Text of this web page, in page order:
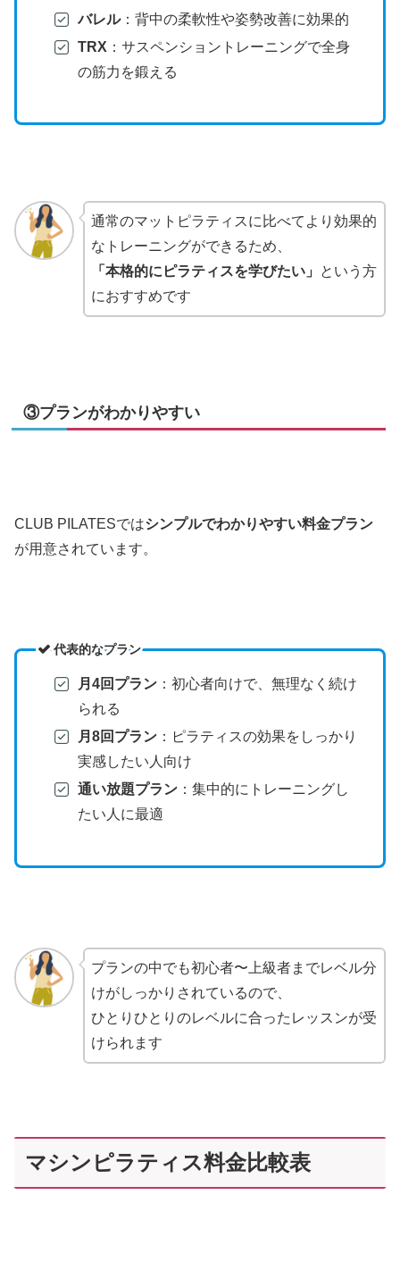
バレル：背中の柔軟性や姿勢改善に効果的
TRX ：サスペンショントレーニングで全身
の筋力を鍛える
通常のマットピラティスに比べてより効果的
なトレーニングができるため、
「本格的にピラティスを学びたい」
という方
におすすめです
③プランがわかりやすい
CLUB PILATESではシンプルでわかりやすい料金プラン
が用意されています。
代表的なプラン
月4回プラン：初心者向けで、無理なく続け
られる
月8回プラン：ピラティスの効果をしっかり
実感したい人向け
通い放題プラン：集中的にトレーニングし
たい人に最適
プランの中でも初心者〜上級者までレベル分
けがしっかりされているので、
ひとりひとりのレベルに合ったレッスンが受
けられます
マシンピラティス料金比較表